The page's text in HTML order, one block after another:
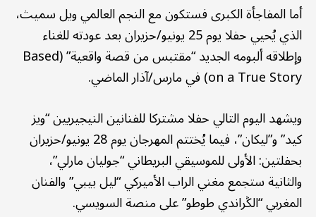
أما المفاجأة الكبرى فستكون مع النجم العالمي ويل سميث،
الذي يُحيي حفلا يوم 25 يونيو/حزيران بعد عودته للغناء
وإطلاقه ألبومه الجديد “مقتبس من قصة واقعية” (Based
on a True Story) في مارس/آذار الماضي.
ويشهد اليوم التالي حفلا مشتركا للفنانين النيجيريين “ويز
كيد” و”ليكان”، فيما يُختتم المهرجان يوم 28 يونيو/حزيران
بحفلتين: الأولى للموسيقي البريطاني “جوليان مارلي”،
والثانية ستجمع مغني الراب الأميركي “ليل بيبي” والفنان
المغربي “الڭراندي طوطو” على منصة السويسي.